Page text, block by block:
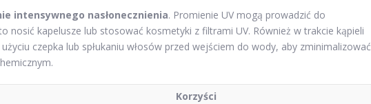
intensywnego nasłonecznienia. Promienie UV mogą prowadzić do
nosić kapelusze lub stosować kosmetyki z filtrami UV. Również w trakcie kąpieli
czepka lub spłukaniu włosów przed wejściem do wody, aby zminimalizować
Korzyści